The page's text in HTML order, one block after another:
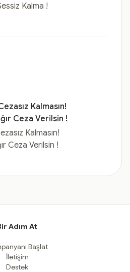
Kalma !
Kalmasın!
Ceza Verilsin !
Kalmasın!
Ceza Verilsin !
Adım At
Başlat
İletişim
Destek